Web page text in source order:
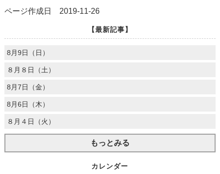
ページ作成日 2019-11-26
【最新記事】
8月9日（日）
８月８日（土）
8月7日（金）
8月6日（木）
８月４日（火）
もっとみる
カレンダー